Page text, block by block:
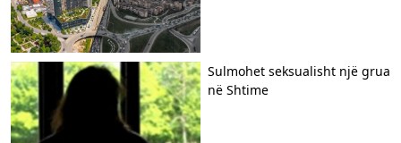
Sulmohet seksualisht një grua
në Shtime